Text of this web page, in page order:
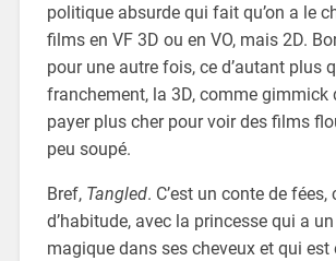
politique absurde qui fait qu’on a le
films en VF 3D ou en VO, mais 2D.
pour une autre fois, ce d’autant plus
franchement, la 3D, comme gimmick
payer plus cher pour voir des films
peu soupé.
Bref, Tangled. C’est un conte de fées,
d’habitude, avec la princesse qui a
magique dans ses cheveux et qui est